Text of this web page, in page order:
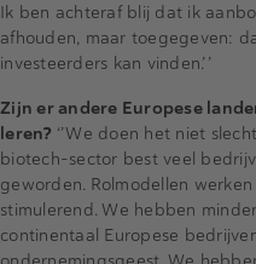
Ik ben achteraf blij dat ik
afhouden, maar toegegeven:
investeerders kan vinden.’’
Zijn er andere Europese
leren? ‘’We doen het niet
biotech-sector best veel
geworden. Rolmodellen
stimulerend. We hebben
continentaal Europese